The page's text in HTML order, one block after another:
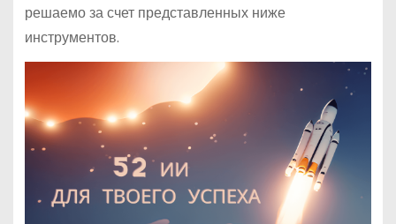
решаемо за счет представленных ниже
инструментов.